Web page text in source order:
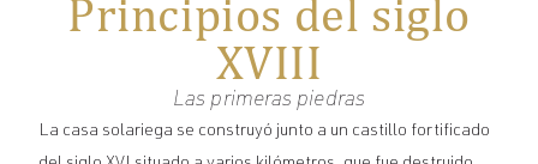
Principios del siglo
XVIII
Las primeras piedras
La casa solariega se construyó junto a un castillo fortificado